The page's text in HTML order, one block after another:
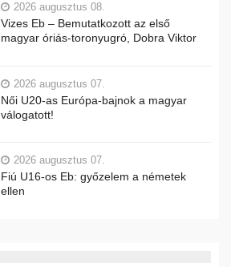
2026 augusztus 08.
Vizes Eb – Bemutatkozott az első
magyar óriás-toronyugró, Dobra Viktor
2026 augusztus 07.
Női U20-as Európa-bajnok a magyar
válogatott!
2026 augusztus 07.
Fiú U16-os Eb: győzelem a németek
ellen